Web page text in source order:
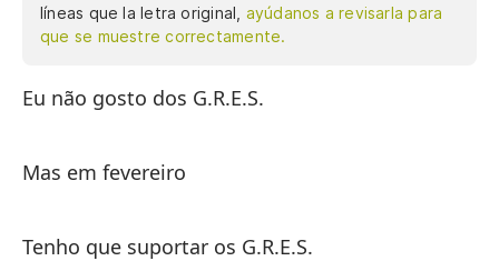
líneas que la letra original, ayúdanos a revisarla para
que se muestre correctamente.
Eu não gosto dos G.R.E.S.
Mas em fevereiro
Tenho que suportar os G.R.E.S.